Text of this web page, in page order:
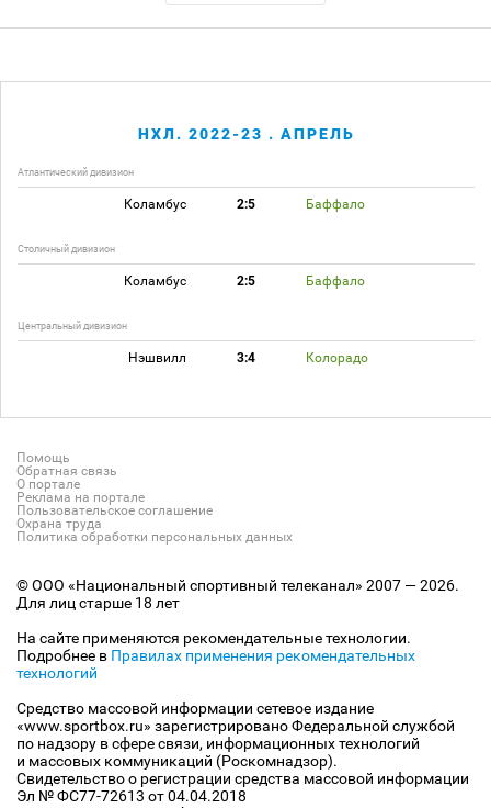
НХЛ. 2022-23 . АПРЕЛЬ
Атлантический дивизион
Коламбус 2:5 Баффало
Столичный дивизион
Коламбус 2:5 Баффало
Центральный дивизион
Нэшвилл 3:4 Колорадо
Помощь
Обратная связь
О портале
Реклама на портале
Пользовательское соглашение
Охрана труда
Политика обработки персональных данных
© ООО «Национальный спортивный телеканал» 2007 — 2026.
Для лиц старше 18 лет
На сайте применяются рекомендательные технологии.
Подробнее в Правилах применения рекомендательных
технологий
Средство массовой информации сетевое издание
«www.sportbox.ru» зарегистрировано Федеральной службой
по надзору в сфере связи, информационных технологий
и массовых коммуникаций (Роскомнадзор).
Свидетельство о регистрации средства массовой информации
Эл № ФС77-72613 от 04.04.2018